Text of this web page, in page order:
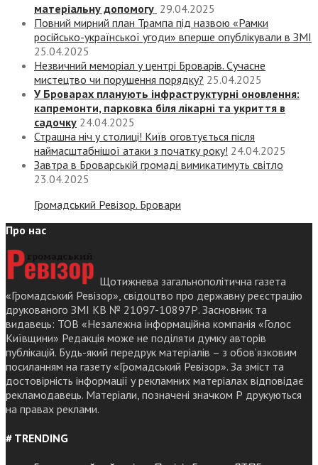
матеріальну допомогу 29.04.2025
Повний мирний план Трампа під назвою «‎Рамки
російсько-української угоди» вперше опублікували в ЗМІ
25.04.2025
Незвичний меморіал у центрі Броварів. Сучасне
мистецтво чи порушення порядку? 25.04.2025
У Броварах планують інфраструктурні оновлення:
капремонти, парковка біля лікарні та укриття в
садочку 24.04.2025
Страшна ніч у столиці! Київ оговтується після
наймасштабнішої атаки з початку року! 24.04.2025
Завтра в Броварській громаді вимикатимуть світло
23.04.2025
Громадський Ревізор. Бровари
Про нас
Щотижнева загальнополітична газета
«Громадський Ревізор», свідоцтво про державну реєстрацію
друкованого ЗМІ КВ № 21097-10897Р. Засновник та
видавець: ТОВ «Незалежна інформаційна компанія «Голос
Київщини» Редакція може не поділяти думку авторів
публікацій. Будь-який передрук матеріалів – з обов’язковим
посиланням на газету «Громадський Ревізор». За зміст та
достовірність інформації у рекламних матеріалах відповідає
рекламодавець. Матеріали, позначені значком Р друкуються
на правах реклами.
# TRENDING